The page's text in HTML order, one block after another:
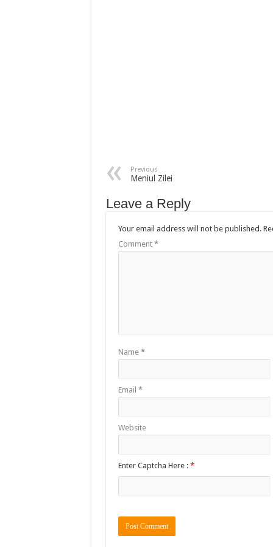
Previous
Meniul Zilei
Leave a Reply
Your email address will not be published.
Comment *
Name *
Email *
Website
Enter Captcha Here : *